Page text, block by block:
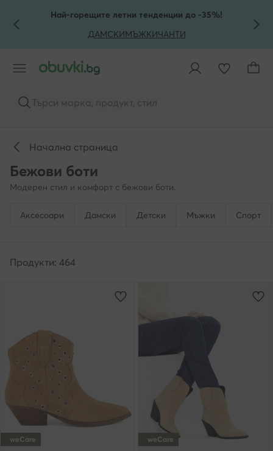
КЪМ ОСНОВНОТО СЪДЪРЖАНИЕ
КЪМ ТЪРСЕНЕНай-горещите летни тенденции до -35%!
ДАМСКИМЪЖКИЧАНТИ
Търси марка, продукт, стил
Начална страница
Бежови боти
Модерен стил и комфорт с бежови боти.
Аксесоари Дамски Детски Мъжки Спорт
Продукти: 464
weCare weCare